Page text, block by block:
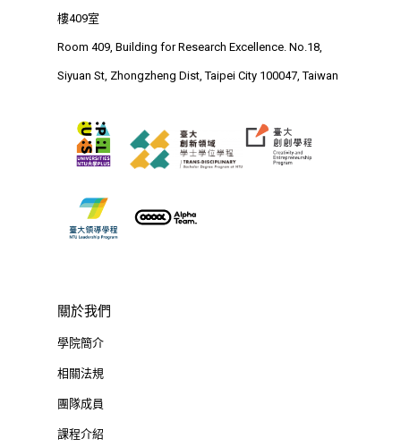
樓409室
Room 409, Building for Research Excellence. No.18,
Siyuan St, Zhongzheng Dist, Taipei City 100047, Taiwan
關於我們
學院簡介
相關法規
團隊成員
課程介紹
Research Excellence.
Siyuan St, Zhongzheng